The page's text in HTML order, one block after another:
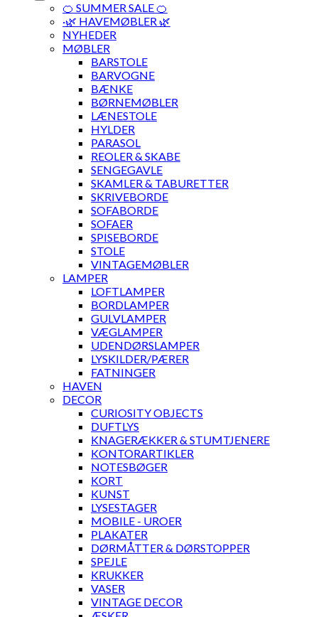
🍊 SUMMER SALE 🍊
·🌿 HAVEMØBLER 🌿
NYHEDER
MØBLER
BARSTOLE
BARVOGNE
BÆNKE
BØRNEMØBLER
LÆNESTOLE
HYLDER
PARASOL
REOLER & SKABE
SENGEGAVLE
SKAMLER & TABURETTER
SKRIVEBORDE
SOFABORDE
SOFAER
SPISEBORDE
STOLE
VINTAGEMØBLER
LAMPER
LOFTLAMPER
BORDLAMPER
GULVLAMPER
VÆGLAMPER
UDENDØRSLAMPER
LYSKILDER/PÆRER
FATNINGER
HAVEN
DECOR
CURIOSITY OBJECTS
DUFTLYS
KNAGERÆKKER & STUMTJENERE
KONTORARTIKLER
NOTESBØGER
KORT
KUNST
LYSESTAGER
MOBILE - UROER
PLAKATER
DØRMÅTTER & DØRSTOPPER
SPEJLE
KRUKKER
VASER
VINTAGE DECOR